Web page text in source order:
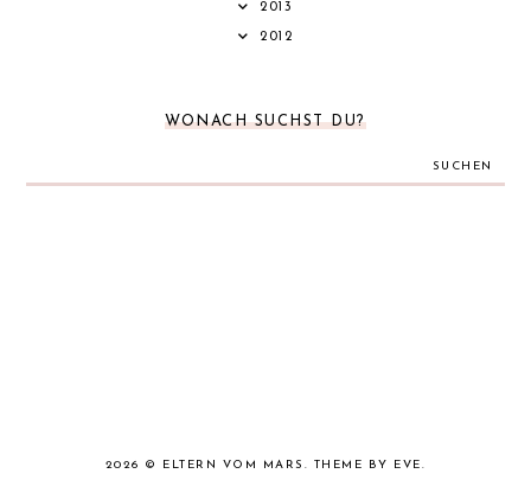
2013
2012
WONACH SUCHST DU?
SUCHEN
2026 © ELTERN VOM MARS . THEME BY EVE.